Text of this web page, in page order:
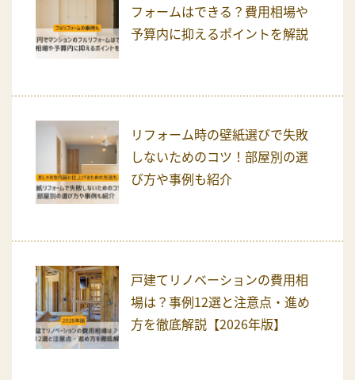
フォームはできる？費用相場や
予算内に抑えるポイントを解説
リフォーム時の壁紙選びで失敗
しないためのコツ！部屋別の選
び方や事例も紹介
戸建てリノベーションの費用相
場は？事例12選と注意点・進め
方を徹底解説【2026年版】